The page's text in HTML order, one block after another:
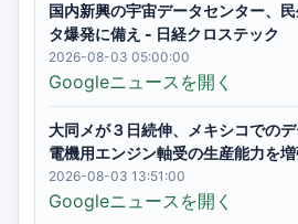
国内新興の宇宙データセンター、
タ爆発に備え - 日経クロステック
2026-08-03 05:00:00
Googleニュースを開く
大同メが３日続伸、メキシコでの
電機用エンジン軸受の生産能力を
2026-08-03 13:51:00
Googleニュースを開く